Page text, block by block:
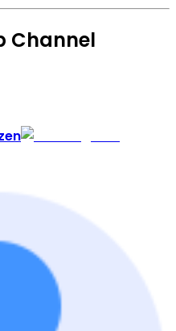
Channel